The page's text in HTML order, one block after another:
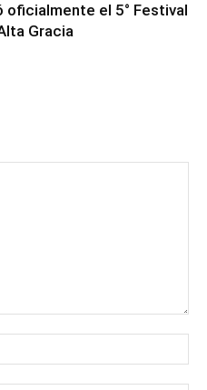
oficialmente el 5° Festival
Gracia